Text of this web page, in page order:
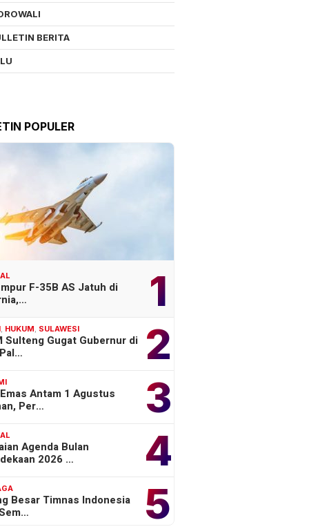
BERITA
POPULER
1
F-35B AS Jatuh di
2
HUKUM SULAWESI
Sulteng Gugat Gubernur di
3
Antam 1 Agustus
Per…
4
Agenda Bulan
2026 …
5
Besar Timnas Indonesia